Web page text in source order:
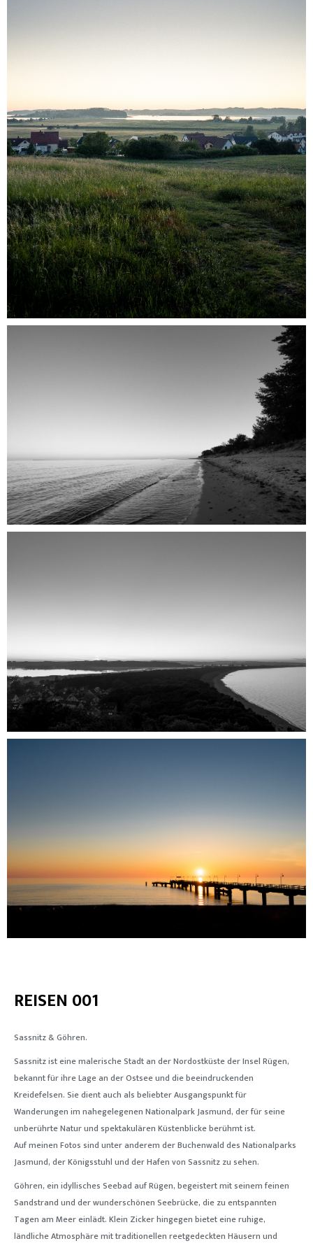
REISEN 001
Sassnitz & Göhren.
Sassnitz ist eine malerische Stadt an der Nordostküste der Insel Rügen,
bekannt für ihre Lage an der Ostsee und die beeindruckenden
Kreidefelsen. Sie dient auch als beliebter Ausgangspunkt für
Wanderungen im nahegelegenen Nationalpark Jasmund, der für seine
unberührte Natur und spektakulären Küstenblicke berühmt ist.
Auf meinen Fotos sind unter anderem der Buchenwald des Nationalparks
Jasmund, der Königsstuhl und der Hafen von Sassnitz zu sehen.
Göhren, ein idyllisches Seebad auf Rügen, begeistert mit seinem feinen
Sandstrand und der wunderschönen Seebrücke, die zu entspannten
Tagen am Meer einlädt. Klein Zickerhingegen bietet eine ruhige,
ländliche Atmosphäre mit traditionellen reetgedeckten Häusern und